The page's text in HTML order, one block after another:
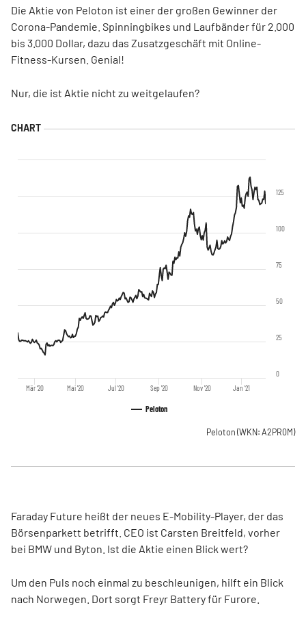
Die Aktie von Peloton ist einer der großen Gewinner der
Corona-Pandemie. Spinningbikes und Laufbänder für 2.000
bis 3.000 Dollar, dazu das Zusatzgeschäft mit Online-
Fitness-Kursen. Genial!
Nur, die ist Aktie nicht zu weitgelaufen?
Peloton
Mär '20 Mai '20 Jul '20 Sep '20 Nov '20 Jan '21
0
25
50
75
100
125
Peloton (WKN: A2PR0M)
Faraday Future heißt der neues E-Mobility-Player, der das
Börsenparkett betrifft. CEO ist Carsten Breitfeld, vorher
bei BMW und Byton. Ist die Aktie einen Blick wert?
Um den Puls noch einmal zu beschleunigen, hilft ein Blick
nach Norwegen. Dort sorgt Freyr Battery für Furore.